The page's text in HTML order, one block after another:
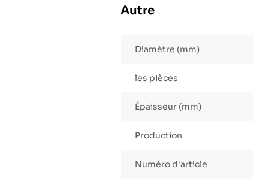
Autre
Diamètre (mm)
les pièces
Épaisseur (mm)
Production
Numéro d'article